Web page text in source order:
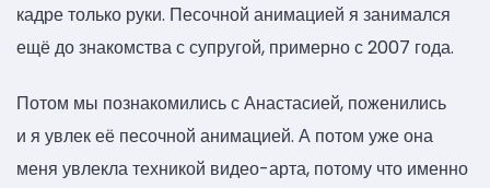
кадре только руки. Песочной анимацией я занимался
ещё до знакомства с супругой, примерно с 2007 года.
Потом мы познакомились с Анастасией, поженились
и я увлек её песочной анимацией. А потом уже она
меня увлекла техникой видео-арта, потому что именно